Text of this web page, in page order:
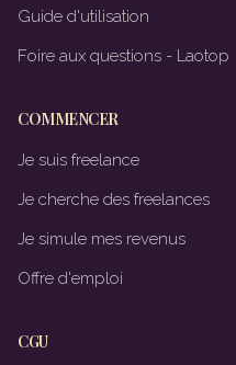
Guide d'utilisation
Foire aux questions - Laotop
COMMENCER
Je suis freelance
Je cherche des freelances
Je simule mes revenus
Offre d'emploi
CGU